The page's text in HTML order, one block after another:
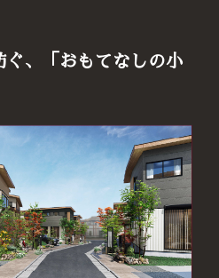
ぐ、「おもてなしの小